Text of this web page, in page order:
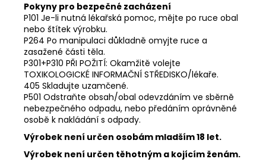
Pokyny pro bezpečné zacházení
P101 Je-li nutná lékařská pomoc, mějte po ruce obal
nebo štítek výrobku.
P264 Po manipulaci důkladně omyjte ruce a
zasažené části těla.
P301+P310 PŘI POŽITÍ: Okamžitě volejte
TOXIKOLOGICKÉ INFORMAČNÍ STŘEDISKO/lékaře.
405 Skladujte uzamčené.
P501 Odstraňte obsah/obal odevzdáním ve sběrně
nebezpečného odpadu, nebo předáním oprávněné
osobě k nakládání s odpady.
Výrobek není určen osobám mladším 18 let.
Výrobek není určen těhotným a kojícím ženám.